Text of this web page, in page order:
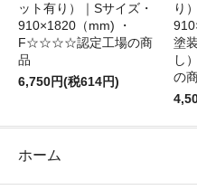
ット有り）｜Sサイズ・
910×1820（mm) ・
F☆☆☆☆認定工場の商
品
6,750円(税614円)
り
塗
し
の
ホーム